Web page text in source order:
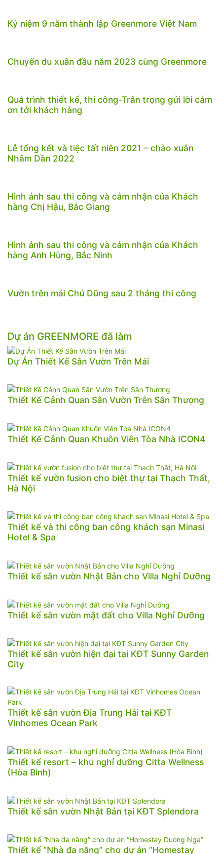
Kỷ niệm 9 năm thành lập Greenmore Việt Nam
Chuyến du xuân đầu năm 2023 cùng Greenmore
Quá trình thiết kế, thi công-Trân trọng gửi lời cảm
ơn tới khách hàng
Lễ tổng kết và tiệc tất niên 2021 – chào xuân
Nhâm Dần 2022
Hình ảnh sau thi công và cảm nhận của Khách
hàng Chị Hậu, Bắc Giang
Hình ảnh sau thi công và cảm nhận của Khách
hàng Anh Hùng, Bắc Ninh
Vườn trên mái Chú Dũng sau 2 tháng thi công
Dự án GREENMORE đã làm
Dự Án Thiết Kế Sân Vườn Trên Mái
Thiết Kế Cảnh Quan Sân Vườn Trên Sân Thượng
Thiết Kế Cảnh Quan Khuôn Viên Tòa Nhà ICON4
Thiết kế vườn fusion cho biệt thự tại Thạch Thất,
Hà Nội
Thiết kế và thi công ban công khách sạn Minasi
Hotel & Spa
Thiết kế sân vườn Nhật Bản cho Villa Nghỉ Dưỡng
Thiết kế sân vườn mặt đất cho Villa Nghỉ Dưỡng
Thiết kế sân vườn hiện đại tại KĐT Sunny Garden
City
Thiết kế sân vườn Địa Trung Hải tại KĐT
Vinhomes Ocean Park
Thiết kế resort – khu nghỉ dưỡng Citta Wellness
(Hòa Bình)
Thiết kế sân vườn Nhật Bản tại KĐT Splendora
Thiết kế “Nhà đa năng” cho dự án “Homestay